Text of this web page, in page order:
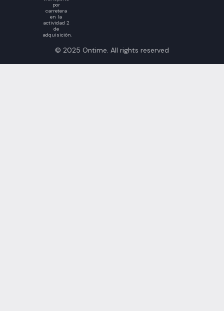
por
carretera
en la
actividad 2
de
adquisición.
© 2025 Ontime. All rights reserved